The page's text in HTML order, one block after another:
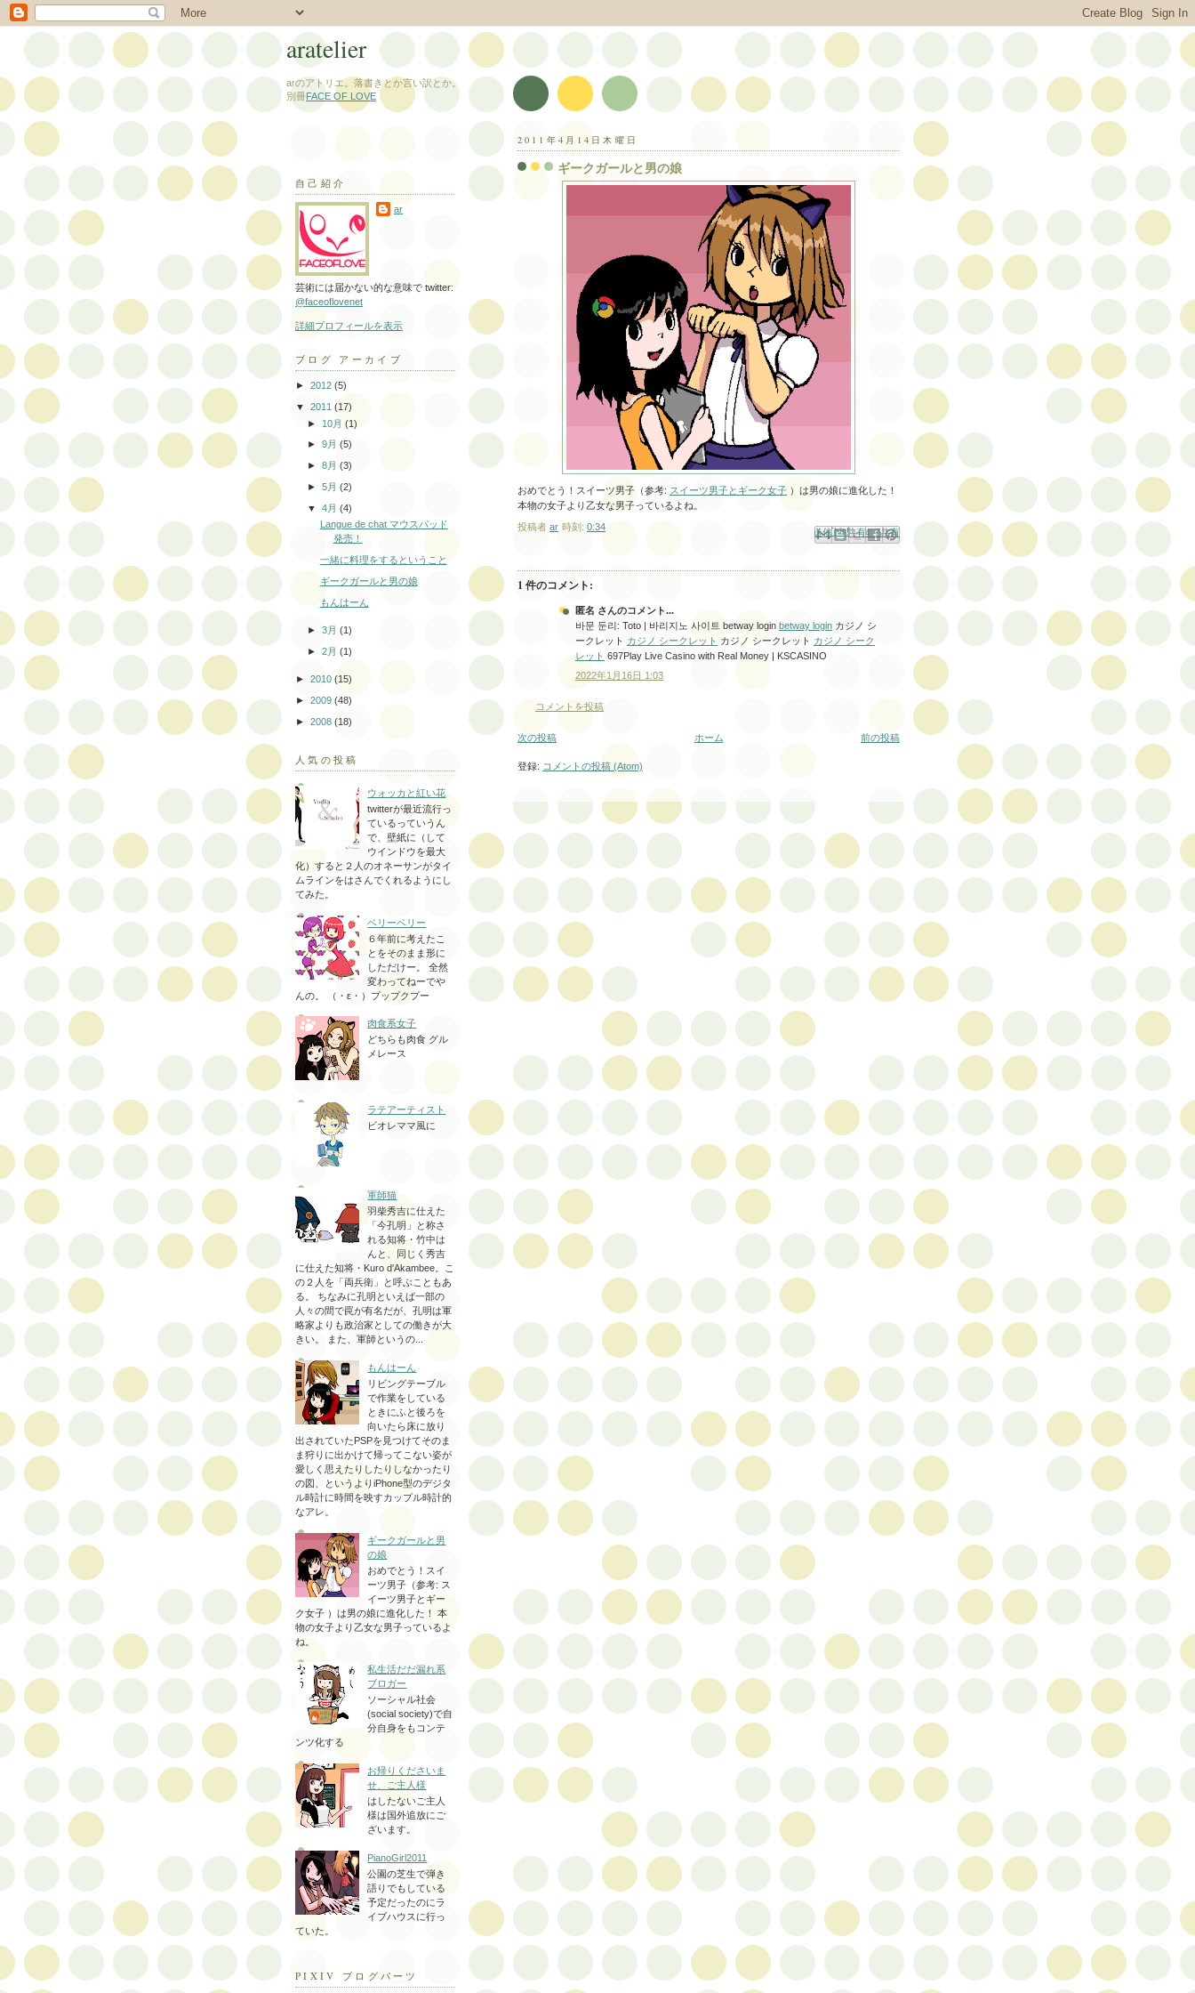
2011年4月14日木曜日
ギークガールと男の娘
おめでとう！スイーツ男子（参考: スイーツ男子とギーク女子 ）は男の娘に進化した！
本物の女子より乙女な男子っているよね。
投稿者 ar 時刻: 0:34 メールで送信BlogThis!
X で共有
Facebook で共有する
Pinterest に共有
1 件のコメント:
匿名 さんのコメント...
바문 둔리: Toto | 바리지노 사이트 betway login betway login カジノ シ
ークレット カジノ シークレット カジノ シークレット カジノ シーク
レット 697Play Live Casino with Real Money | KSCASINO
2022年1月16日 1:03
コメントを投稿
次の投稿 前の投稿
ホーム
登録: コメントの投稿 (Atom)
aratelier
arのアトリエ。落書きとか言い訳とか。
別冊FACE OF LOVE
自己紹介
ar
芸術には届かない的な意味で twitter:
@faceoflovenet
詳細プロフィールを表示
ブログ アーカイブ
► 2012 (5)
▼ 2011 (17)
► 10月(1)
►9月(5)
►8月(3)
►5月(2)
▼4月(4)
Langue de chat マウスパッド
発売！
一緒に料理をするということ
ギークガールと男の娘
もんはーん
►3月(1)
►2月(1)
► 2010 (15)
► 2009 (48)
► 2008 (18)
人気の投稿
ウォッカと紅い花
twitterが最近流行っ
ているっていうん
で、壁紙に（して
ウインドウを最大
化）すると２人のオネーサンがタイ
ムラインをはさんでくれるようにし
てみた。
ベリーベリー
６年前に考えたこ
とをそのまま形に
しただけー。 全然
変わってねーでや
んの。 （・ε・）プップクプー
肉食系女子
どちらも肉食 グル
メレース
ラテアーティスト
ビオレママ風に
軍師猫
羽柴秀吉に仕えた
「今孔明」と称さ
れる知将・竹中は
んと、同じく秀吉
に仕えた知将・Kuro d'Akambee。こ
の２人を「両兵衛」と呼ぶこともあ
る。 ちなみに孔明といえば一部の
人々の間で罠が有名だが、孔明は軍
略家よりも政治家としての働きが大
きい。 また、軍師というの...
もんはーん
リビングテーブル
で作業をしている
ときにふと後ろを
向いたら床に放り
出されていたPSPを見つけてそのま
ま狩りに出かけて帰ってこない姿が
愛しく思えたりしたりしなかったり
の図、というよりiPhone型のデジタ
ル時計に時間を映すカップル時計的
なアレ。
ギークガールと男
の娘
おめでとう！スイ
ーツ男子（参考: ス
イーツ男子とギー
ク女子 ）は男の娘に進化した！ 本
物の女子より乙女な男子っているよ
ね。
私生活だだ漏れ系
ブロガー
ソーシャル社会
(social society)で自
分自身をもコンテ
ンツ化する
お帰りくださいま
せ、ご主人様
はしたないご主人
様は国外追放にご
ざいます。
PianoGirl2011
公園の芝生で弾き
語りでもしている
予定だったのにラ
イブハウスに行っ
ていた。
PIXIV ブログパーツ